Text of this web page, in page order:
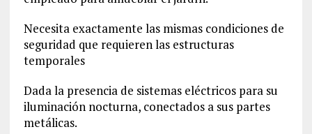
Necesita exactamente las mismas condiciones de
seguridad que requieren las estructuras
temporales
Dada la presencia de sistemas eléctricos para su
iluminación nocturna, conectados a sus partes
metálicas.